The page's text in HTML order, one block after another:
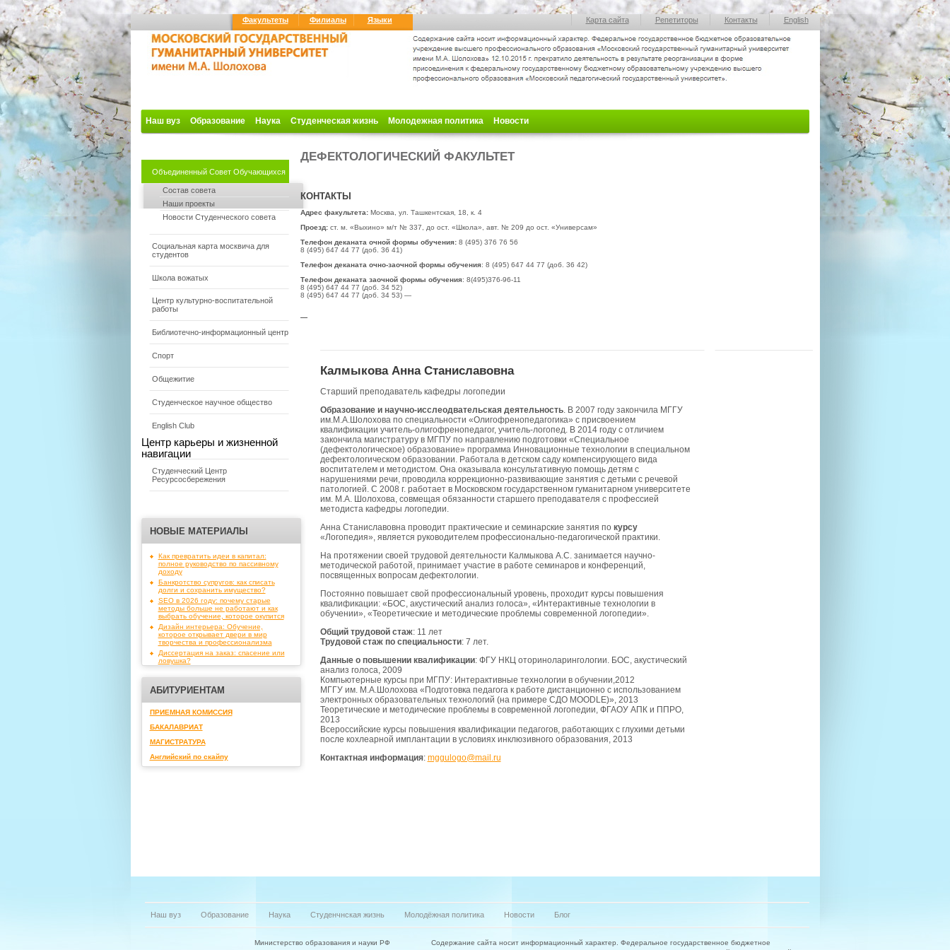
Факультеты Филиалы Языки Карта сайта Репетиторы Контакты English
Наш вуз Образование Наука Студенческая жизнь Молодежная политика Новости
Объединенный Совет Обучающихся
Состав совета
Наши проекты
Новости Студенческого совета
Социальная карта москвича для
студентов
Школа вожатых
Центр культурно-воспитательной
работы
Библиотечно-информационный центр
Спорт
Общежитие
Студенческое научное общество
English Club
Центр карьеры и жизненной
навигации
Студенческий Центр
Ресурсосбережения
НОВЫЕ МАТЕРИАЛЫ
Как превратить идеи в капитал:
полное руководство по пассивному
доходу
Банкротство супругов: как списать
долги и сохранить имущество?
SEO в 2026 году: почему старые
методы больше не работают и как
выбрать обучение, которое окупится
Дизайн интерьера: Обучение,
которое открывает двери в мир
творчества и профессионализма
Диссертация на заказ: спасение или
ловушка?
АБИТУРИЕНТАМ
ПРИЕМНАЯ КОМИССИЯ
БАКАЛАВРИАТ
МАГИСТРАТУРА
Английский по скайпу
ДЕФЕКТОЛОГИЧЕСКИЙ ФАКУЛЬТЕТ
КОНТАКТЫ
Адрес факультета:Москва, ул. Ташкентская, 18, к. 4
Проезд:ст. м. «Выхино» м/т № 337, до ост. «Школа», авт. № 209 до ост. «Универсам»
Телефон деканата очной формы обучения: 8 (495) 376 76 56
8 (495) 647 44 77 (доб. 36 41)
Телефон деканата очно-заочной формы обучения: 8 (495) 647 44 77 (доб. 36 42)
Телефон деканата заочной формы обучения: 8(495)376-96-11
8 (495) 647 44 77 (доб. 34 52)
8 (495) 647 44 77 (доб. 34 53)—
—
Калмыкова Анна Станиславовна
Старший преподаватель кафедры логопедии
Образование и научно-исслеодвательская деятельность. В 2007 году закончила МГГУ
им.М.А.Шолохова по специальности «Олигофренопедагогика» с присвоением
квалификации учитель-олигофренопедагог, учитель-логопед. В 2014 году с отличием
закончила магистратуру в МГПУ по направлению подготовки «Специальное
(дефектологическое) образование» программа Инновационные технологии в специальном
дефектологическом образовании. Работала в детском саду компенсирующего вида
воспитателем и методистом. Она оказывала консультативную помощь детям с
нарушениями речи, проводила коррекционно-развивающие занятия с детьми с речевой
патологией. С 2008 г. работает в Московском государственном гуманитарном университете
им. М.А. Шолохова, совмещая обязанности старшего преподавателя с профессией
методиста кафедры логопедии.
Анна Станиславовна проводит практические и семинарские занятия по курсу
«Логопедия», является руководителем профессионально-педагогической практики.
На протяжении своей трудовой деятельности Калмыкова А.С. занимается научно-
методической работой, принимает участие в работе семинаров и конференций,
посвященных вопросам дефектологии.
Постоянно повышает свой профессиональный уровень, проходит курсы повышения
квалификации: «БОС, акустический анализ голоса», «Интерактивные технологии в
обучении», «Теоретические и методические проблемы современной логопедии».
Общий трудовой стаж: 11 лет
Трудовой стаж по специальности: 7 лет.
Данные о повышении квалификации: ФГУ НКЦ оториноларингологии. БОС, акустический
анализ голоса, 2009
Компьютерные курсы при МГПУ: Интерактивные технологии в обучении,2012
МГГУ им. М.А.Шолохова «Подготовка педагога к работе дистанционно с использованием
электронных образовательных технологий (на примере СДО MOODLE)», 2013
Теоретические и методические проблемы в современной логопедии, ФГАОУ АПК и ППРО,
2013
Всероссийские курсы повышения квалификации педагогов, работающих с глухими детьми
после кохлеарной имплантации в условиях инклюзивного образования, 2013
Контактная информация: mggulogo@mail.ru
Наш вуз Образование Наука Студенчнская жизнь Молодёжная политика Новости Блог
Министерство образования и науки РФ
Содержание сайта носит информационный характер. Федеральное государственное бюджетное